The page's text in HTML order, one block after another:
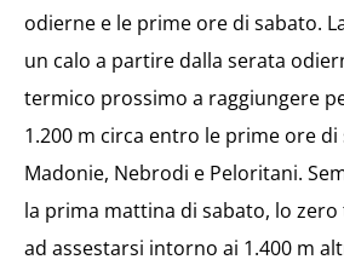
odierne e le prime ore di sabato.
un calo a partire dalla serata
termico prossimo a raggiungere
1.200 m circa entro le prime ore
Madonie, Nebrodi e Peloritani.
la prima mattina di sabato, lo
ad assestarsi intorno ai 1.400 m